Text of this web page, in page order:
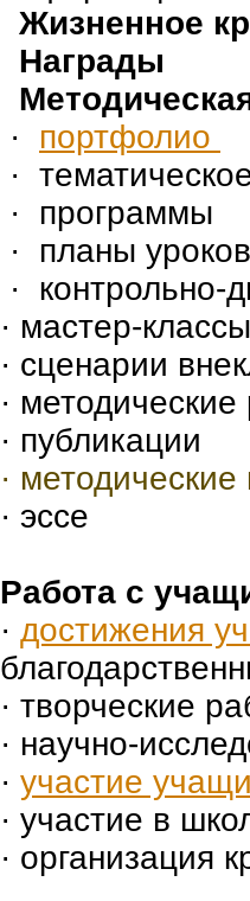
Жизненное
Награды
· портфолио
·
· программы
· планы
· контрольно-
· мастер-классы
· сценарии
·
· публикации
·
· эссе
Работа с
· достижения
· творческие
· научно-
· участие
· участие в
· организация